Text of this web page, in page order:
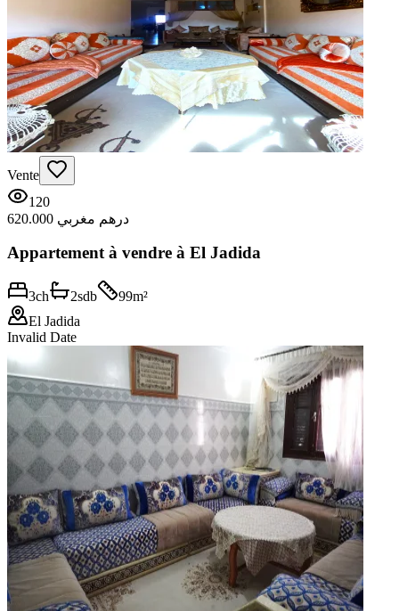
Vente
120
620.000 درهم مغربي
Appartement à vendre à El Jadida
3ch 2sdb 99m²
El Jadida
Invalid Date